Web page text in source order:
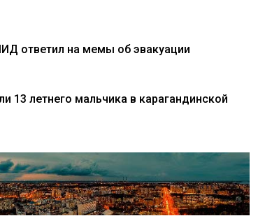
ответил на мемы об эвакуации
13 летнего мальчика в карагандинской